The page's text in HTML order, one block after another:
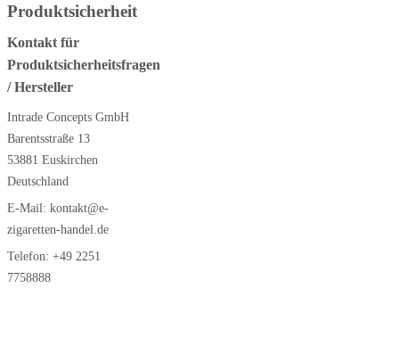
Produktsicherheit
Kontakt für
Produktsicherheitsfragen
/ Hersteller
Intrade Concepts GmbH
Barentsstraße 13
53881 Euskirchen
Deutschland
E-Mail: kontakt@e-
zigaretten-handel.de
Telefon: +49 2251
7758888